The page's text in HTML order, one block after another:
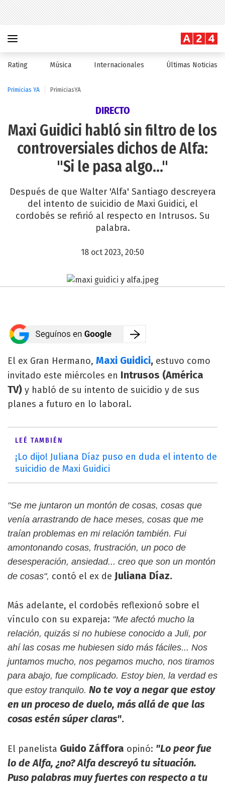
Rating Música Internacionales Últimas Noticias
Primicias YA PrimiciasYA
DIRECTO
Maxi Guidici habló sin filtro de los
controversiales dichos de Alfa:
"Si le pasa algo..."
Después de que Walter 'Alfa' Santiago descreyera
del intento de suicidio de Maxi Guidici, el
cordobés se refirió al respecto en Intrusos. Su
palabra.
18 oct 2023, 20:50
El ex Gran Hermano, Maxi Guidici, estuvo como
invitado este miércoles en Intrusos (América
TV) y habló de su intento de suicidio y de sus
planes a futuro en lo laboral.
LEÉ TAMBIÉN
¡Lo dijo! Juliana Díaz puso en duda el intento de
suicidio de Maxi Guidici
"Se me juntaron un montón de cosas, cosas que
venía arrastrando de hace meses, cosas que me
traían problemas en mi relación también. Fui
amontonando cosas, frustración, un poco de
desesperación, ansiedad... creo que son un montón
de cosas", contó el ex de Juliana Díaz.
Más adelante, el cordobés reflexionó sobre el
vínculo con su expareja: "Me afectó mucho la
relación, quizás si no hubiese conocido a Juli, por
ahí las cosas me hubiesen sido más fáciles... Nos
juntamos mucho, nos pegamos mucho, nos tiramos
para abajo, fue complicado. Estoy bien, la verdad es
que estoy tranquilo. No te voy a negar que estoy
en un proceso de duelo, más allá de que las
cosas estén súper claras".
El panelista Guido Záffora opinó: "Lo peor fue
lo de Alfa, ¿no? Alfa descreyó tu situación.
Puso palabras muy fuertes con respecto a tu